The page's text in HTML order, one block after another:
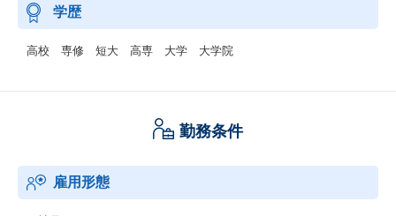
学歴
高校 専修 短大 高専 大学 大学院
勤務条件
雇用形態